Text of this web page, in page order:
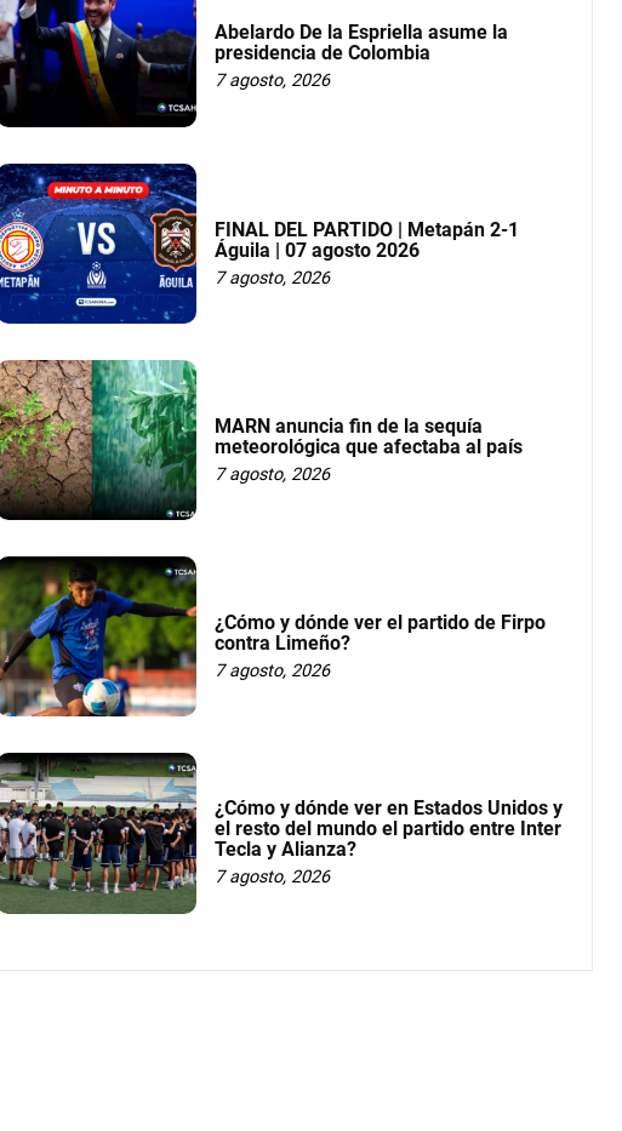
Abelardo De la Espriella asume la
presidencia de Colombia
7 agosto, 2026
FINAL DEL PARTIDO | Metapán 2-1
Águila | 07 agosto 2026
7 agosto, 2026
MARN anuncia fin de la sequía
meteorológica que afectaba al país
7 agosto, 2026
¿Cómo y dónde ver el partido de Firpo
contra Limeño?
7 agosto, 2026
¿Cómo y dónde ver en Estados Unidos y
el resto del mundo el partido entre Inter
Tecla y Alianza?
7 agosto, 2026